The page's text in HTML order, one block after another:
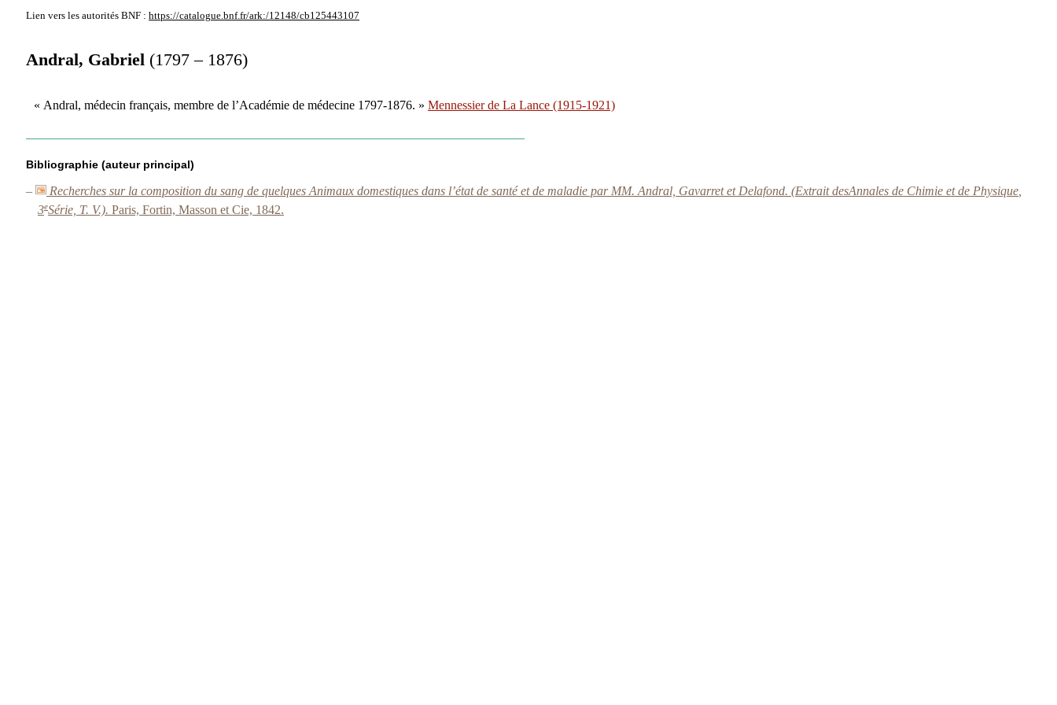
Lien vers les autorités BNF : https://catalogue.bnf.fr/ark:/12148/cb125443107
Andral, Gabriel (1797 – 1876)
« Andral, médecin français, membre de l’Académie de médecine 1797-1876. » Mennessier de La Lance (1915-1921)
Bibliographie (auteur principal)
– Recherches sur la composition du sang de quelques Animaux domestiques dans l’état de santé et de maladie par MM. Andral, Gavarret et Delafond. (Extrait desAnnales de Chimie et de Physique
3eSérie, T. V.). Paris, Fortin, Masson et Cie, 1842.